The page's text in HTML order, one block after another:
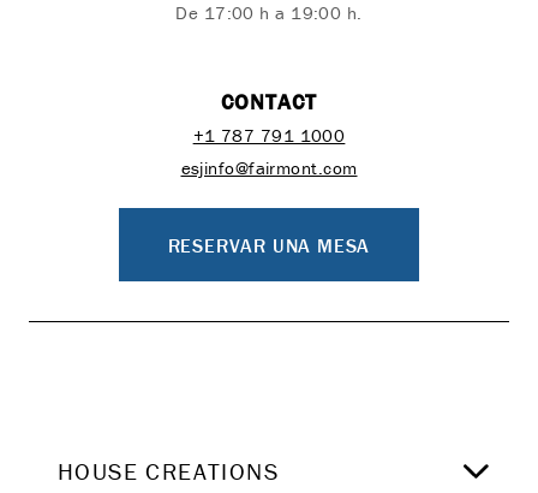
De 17:00 h a 19:00 h.
CONTACT
+1 787 791 1000
esjinfo@fairmont.com
RESERVAR UNA MESA
HOUSE CREATIONS